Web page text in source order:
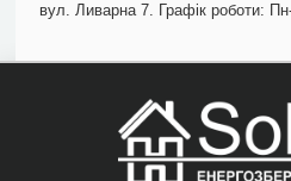
вул. Ливарна 7. Графік роботи: